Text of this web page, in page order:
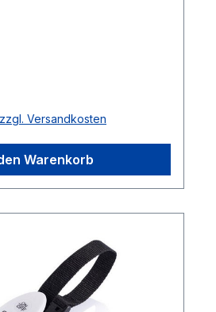
Versandkosten
Warenkorb